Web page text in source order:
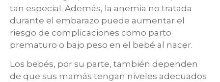
tan especial. Además, la anemia no tratada
durante el embarazo puede aumentar el
riesgo de complicaciones como parto
prematuro o bajo peso en el bebé al nacer.
Los bebés, por su parte, también dependen
de que sus mamás tengan niveles adecuados